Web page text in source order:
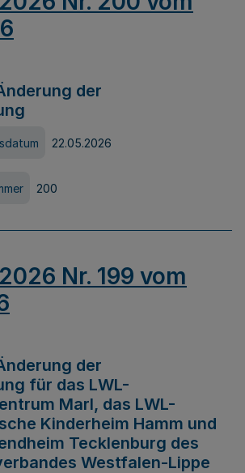
der
22.05.2026
200
Nr. 199 vom
der
für das LWL-
Marl, das LWL-
Kinderheim Hamm und
Tecklenburg des
Westfalen-Lippe